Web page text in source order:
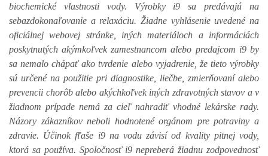
biochemické vlastnosti vody. Výrobky i9 sa predávajú na
sebazdokonaľovanie a relaxáciu. Žiadne vyhlásenie uvedené na
oficiálnej webovej stránke, iných materiáloch a informáciách
poskytnutých akýmkoľvek zamestnancom alebo predajcom i9 by
sa nemalo chápať ako tvrdenie alebo vyjadrenie, že tieto výrobky
sú určené na použitie pri diagnostike, liečbe, zmierňovaní alebo
prevencii chorôb alebo akýchkoľvek iných zdravotných stavov a v
žiadnom prípade nemá za cieľ nahradiť vhodné lekárske rady.
Názory zákazníkov neboli hodnotené orgánom pre potraviny a
zdravie. Účinok fľaše i9 na vodu závisí od kvality pitnej vody,
ktorá sa používa. Spoločnosť i9 nepreberá žiadnu zodpovednosť